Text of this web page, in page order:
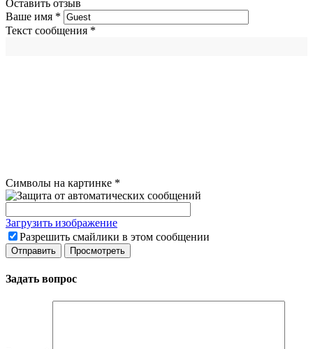
Оставить отзыв
Ваше имя *
Текст сообщения *
Символы на картинке *
Загрузить изображение
Разрешить смайлики в этом сообщении
Задать вопрос